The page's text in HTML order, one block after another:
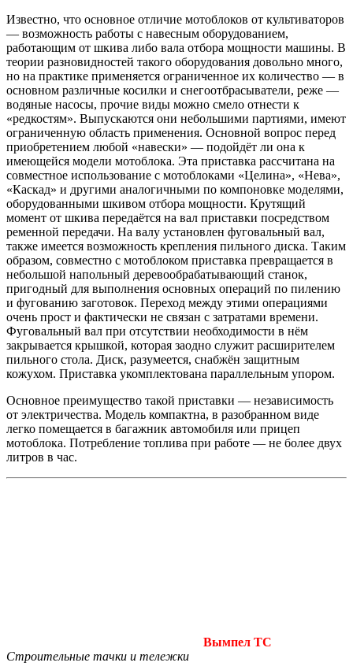
Известно, что основное отличие мотоблоков от культиваторов
— возможность работы с навесным оборудованием,
работающим от шкива либо вала отбора мощности машины. В
теории разновидностей такого оборудования довольно много,
но на практике применяется ограниченное их количество — в
основном различные косилки и снегоотбрасыватели, реже —
водяные насосы, прочие виды можно смело отнести к
«редкостям». Выпускаются они небольшими партиями, имеют
ограниченную область применения. Основной вопрос перед
приобретением любой «навески» — подойдёт ли она к
имеющейся модели мотоблока. Эта приставка рассчитана на
совместное использование с мотоблоками «Целина», «Нева»,
«Каскад» и другими аналогичными по компоновке моделями,
оборудованными шкивом отбора мощности. Крутящий
момент от шкива передаётся на вал приставки посредством
ременной передачи. На валу установлен фуговальный вал,
также имеется возможность крепления пильного диска. Таким
образом, совместно с мотоблоком приставка превращается в
небольшой напольный дере­вообрабатывающий станок,
пригодный для выполнения основных операций по пилению
и фугованию заготовок. Переход между этими операциями
очень прост и фактически не связан с затратами времени.
Фуговальный вал при отсутствии необходимости в нём
закрывается крышкой, которая заодно служит расширителем
пильного стола. Диск, разумеется, снабжён защитным
кожухом. Приставка укомплектована параллельным упором.
Основное преимущество такой приставки — независимость
от электричества. Модель компактна, в разобранном виде
легко помещается в багажник автомобиля или прицеп
мотоблока. Потребление топлива при работе — не более двух
литров в час.
Вымпел ТС
Строительные тачки и тележки